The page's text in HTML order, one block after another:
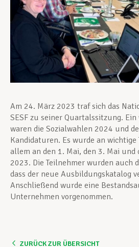
Mitglied werden
Aktuell
Am 24. März 2023 traf sich das
SESF zu seiner Quartalssitzung. Ein
waren die Sozialwahlen 2024 und
Kandidaturen. Es wurde an
allem an den 1. Mai, den 3. Mai und
2023. Die Teilnehmer wurden auch
dass der neue Ausbildungskatalog
Anschließend wurde eine
Unternehmen vorgenommen.
ZURÜCK ZUR ÜBERSICHT